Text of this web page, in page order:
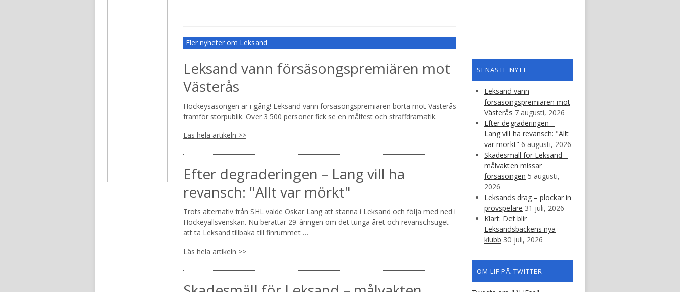
Fler nyheter om Leksand
Leksand vann försäsongspremiären mot
Västerås
Hockeysäsongen är i gång! Leksand vann försäsongspremiären borta mot Västerås
framför storpublik. Över 3 500 personer fick se en målfest och straffdramatik.
Läs hela artikeln >>
Efter degraderingen – Lang vill ha
revansch: "Allt var mörkt"
Trots alternativ från SHL valde Oskar Lang att stanna i Leksand och följa med ned i
Hockeyallsvenskan. Nu berättar 29-åringen om det tunga året och revanschsuget
att ta Leksand tillbaka till finrummet …
Läs hela artikeln >>
SENASTE NYTT
Leksand vann
försäsongspremiären mot
Västerås 7 augusti, 2026
Efter degraderingen –
Lang vill ha revansch: "Allt
var mörkt" 6 augusti, 2026
Skadesmäll för Leksand –
målvakten missar
försäsongen 5 augusti,
2026
Leksands drag – plockar in
provspelare 31 juli, 2026
Klart: Det blir
Leksandsbackens nya
klubb 30 juli, 2026
OM LIF PÅ TWITTER